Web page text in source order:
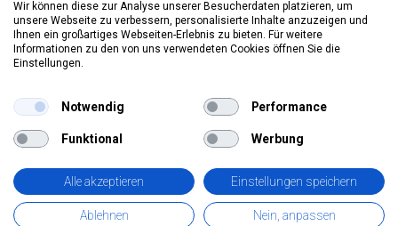
Anlässe & Themen
Kostüme & Zubehör
Partydeko & Festartikel
Merchandise & Toys
Telefon: 0412190091
Mail:
info@pekabo.ch
Instagram
Online-Shopping Garantie
Das Schweizer Gütesiegel für Sicherheit und
Orientierung beim Online-Shopping
• Swiss Online Garantie •
pekabo.ch GmbH: Der Schweizer Onlineshop für Merchandise,
Wir können diese zur Analyse unserer Besucherdaten platzieren, um
unsere Webseite zu verbessern, personalisierte Inhalte anzuzeigen und
Ihnen ein großartiges Webseiten-Erlebnis zu bieten. Für weitere
Informationen zu den von uns verwendeten Cookies öffnen Sie die
Einstellungen.
Notwendig Performance
Funktional Werbung
Alle akzeptieren Einstellungen speichern
Ablehnen Nein, anpassen